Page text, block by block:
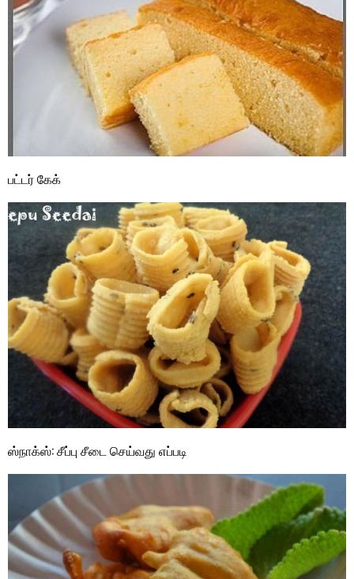
பட்டர் கேக்
ஸ்நாக்ஸ்: சீப்பு சீடை செய்வது எப்படி